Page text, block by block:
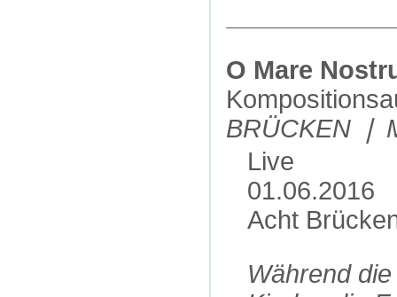
O Mare
BRÜCKEN ❘
Live
01.06.2016
Acht
Während